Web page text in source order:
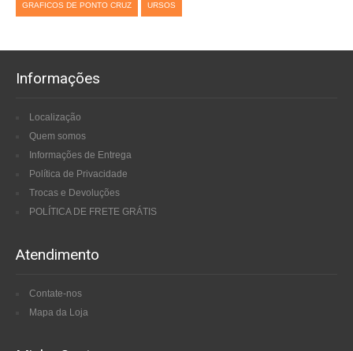
GRAFICOS DE PONTO CRUZ URSOS
Informações
Localização
Quem somos
Informações de Entrega
Política de Privacidade
Trocas e Devoluções
POLÍTICA DE FRETE GRÁTIS
Atendimento
Contate-nos
Mapa da Loja